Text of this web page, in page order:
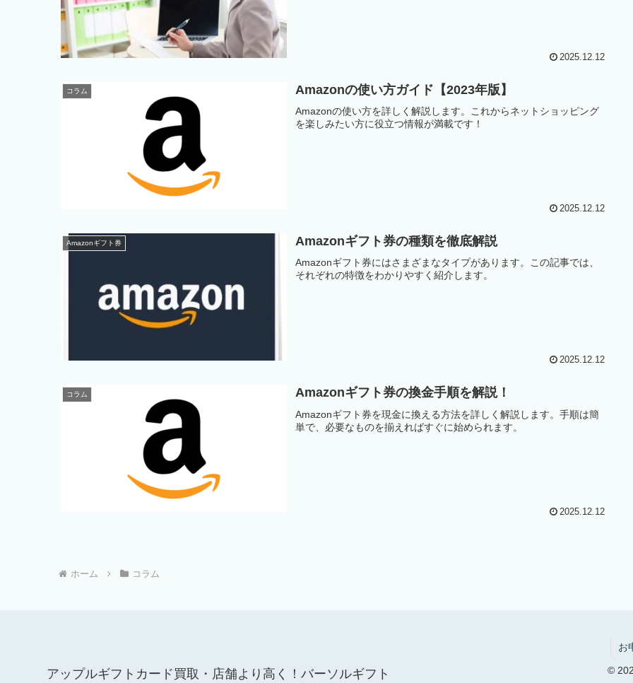
2025.12.12
コラム Amazonの使い方ガイド【2023年版】
Amazonの使い方を詳しく解説します。これからネットショッピング
を楽しみたい方に役立つ情報が満載です！
2025.12.12
Amazonギフト券 Amazonギフト券の種類を徹底解説
Amazonギフト券にはさまざまなタイプがあります。この記事では、
それぞれの特徴をわかりやすく紹介します。
2025.12.12
コラム Amazonギフト券の換金手順を解説！
Amazonギフト券を現金に換える方法を詳しく解説します。手順は簡
単で、必要なものを揃えればすぐに始められます。
2025.12.12
ホーム コラム
アップルギフトカード買取・店舗より高く！バーソルギフト
お
©